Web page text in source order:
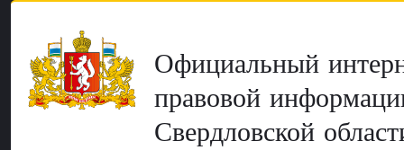
Официальный
правовой
Свердловской